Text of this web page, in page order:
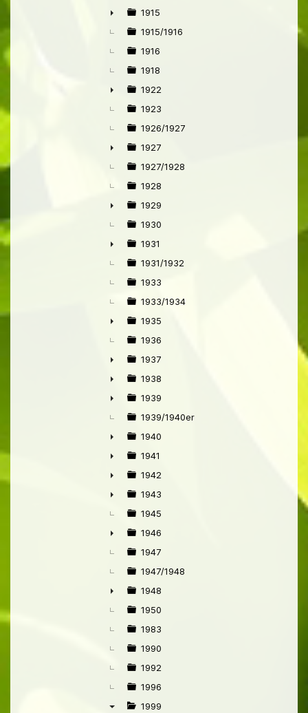
►
►
1915
1915/1916
1916
1918
►
1922
1923
1926/1927
►
1927
1927/1928
1928
►
1929
1930
►
1931
1931/1932
1933
1933/1934
►
1935
1936
►
1937
►
1938
►
1939
1939/1940er
►
1940
►
1941
►
1942
►
1943
1945
►
1946
1947
1947/1948
►
1948
1950
1983
1990
1992
1996
1999